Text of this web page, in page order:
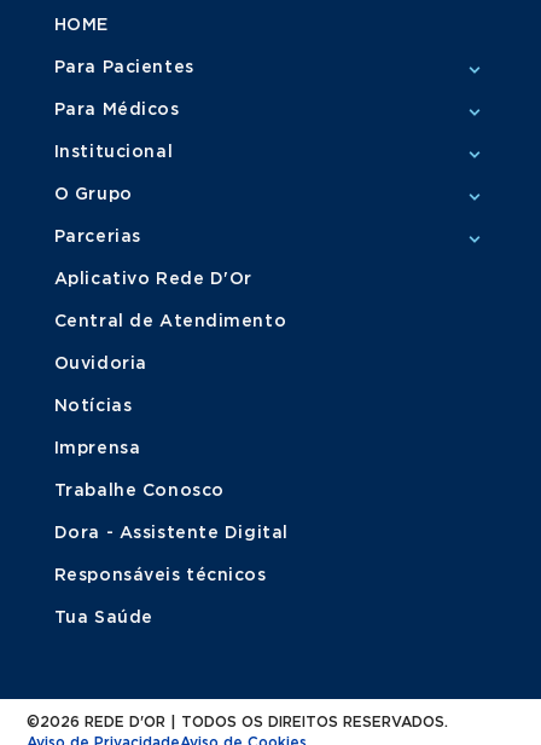
HOME
Para Pacientes
Para Médicos
Institucional
O Grupo
Parcerias
Aplicativo Rede D'Or
Central de Atendimento
Ouvidoria
Notícias
Imprensa
Trabalhe Conosco
Dora - Assistente Digital
Responsáveis técnicos
Tua Saúde
©2026 REDE D'OR | TODOS OS DIREITOS RESERVADOS.